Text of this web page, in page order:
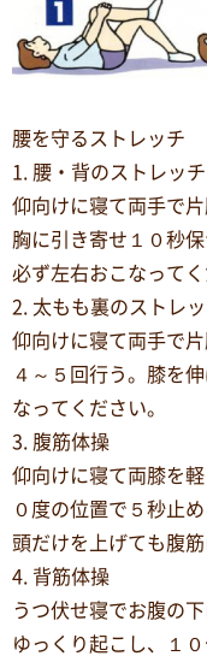
腰を守るストレッチ
1. 腰・背のストレッチ
仰向けに寝て両手で
胸に引き寄せ１０秒保
必ず左右おこなってく
2. 太もも裏のストレ
仰向けに寝て両手で
４～５回行う。膝を
なってください。
3. 腹筋体操
仰向けに寝て両膝を
０度の位置で５秒止め
頭だけを上げても腹筋
4. 背筋体操
うつ伏せ寝でお腹の
ゆっくり起こし、１